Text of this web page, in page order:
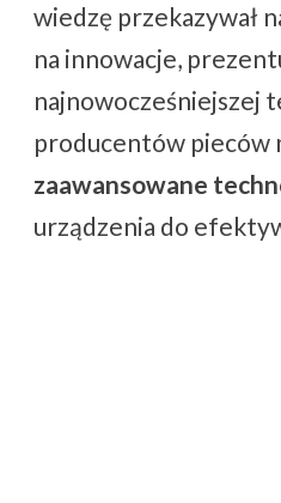
wiedzę przekazywał
na innowacje,
najnowocześniejszej
producentów pieców
zaawansowane
urządzenia do